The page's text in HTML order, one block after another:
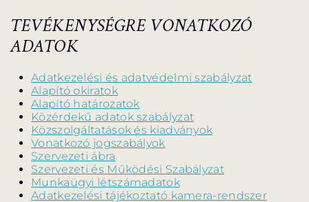
BARANGOLÓ
TEVÉKENYSÉGRE VONATKOZÓ
ADATOK
Adatkezelési és adatvédelmi szabályzat
Alapító okiratok
Alapító határozatok
Közérdekű adatok szabályzat
Közszolgáltatások és kiadványok
Vonatkozó jogszabályok
Szervezeti ábra
Szervezeti és Működési Szabályzat
Munkaügyi létszámadatok
Adatkezelési tájékoztató kamera-rendszer